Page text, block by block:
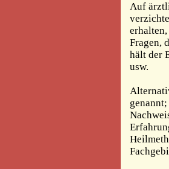
Auf
Fragen,
hält der
usw.